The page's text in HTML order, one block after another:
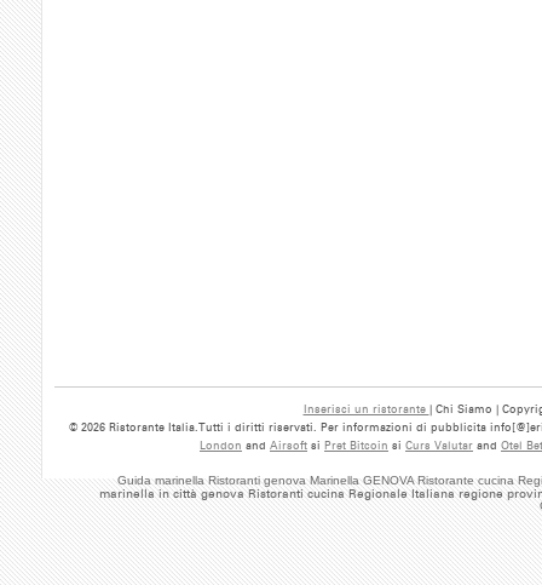
Guida marinella Ristoranti genova Marinella GENOVA Ristorante cucina
marinella in città genova Ristoranti cucina Regionale Italiana regione
Inserisci un ristorante | Chi Siamo |
© 2026 Ristorante Italia.Tutti i diritti riservati. Per informazioni di pubblicita
London and Airsoft si Pret Bitcoin si Curs Valutar and Otel